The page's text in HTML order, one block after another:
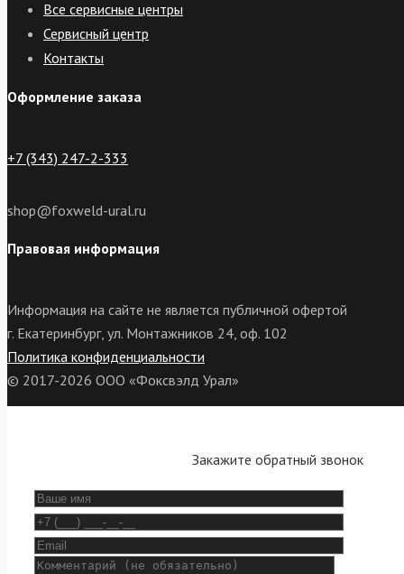
Все сервисные центры
Сервисный центр
Контакты
Оформление заказа
+7 (343) 247-2-333
shop@foxweld-ural.ru
Правовая информация
Информация на сайте не является публичной офертой
г. Екатеринбург, ул. Монтажников 24, оф. 102
Политика конфиденциальности
© 2017-2026 ООО «Фоксвэлд Урал»
Закажите обратный звонок